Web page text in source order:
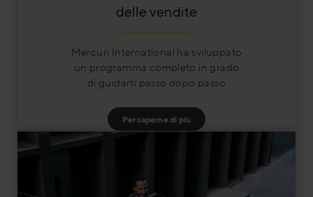
delle vendite
Mercuri International ha sviluppato
un programma completo in grado
di guidarti passo dopo passo
Per saperne di più